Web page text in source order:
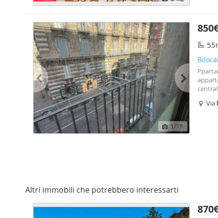
1/19
Via
Altri immobili che potrebbero interessarti